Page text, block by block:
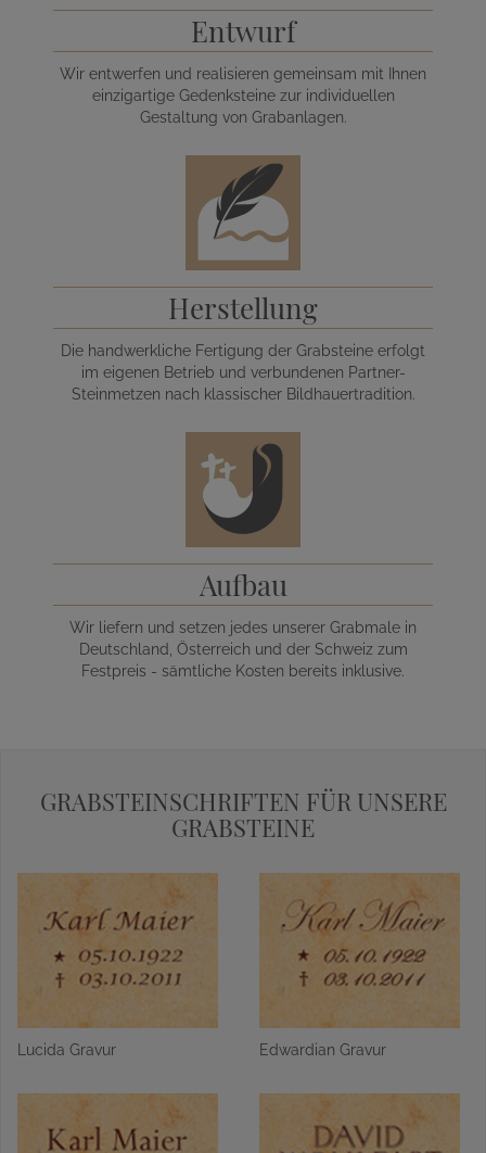
Entwurf
Wir entwerfen und realisieren gemeinsam mit Ihnen
einzigartige Gedenksteine zur individuellen
Gestaltung von Grabanlagen.
Herstellung
Die handwerkliche Fertigung der Grabsteine erfolgt
im eigenen Betrieb und verbundenen Partner-
Steinmetzen nach klassischer Bildhauertradition.
Aufbau
Wir liefern und setzen jedes unserer Grabmale in
Deutschland, Österreich und der Schweiz zum
Festpreis - sämtliche Kosten bereits inklusive.
GRABSTEINSCHRIFTEN FÜR UNSERE
GRABSTEINE
Lucida Gravur Edwardian Gravur